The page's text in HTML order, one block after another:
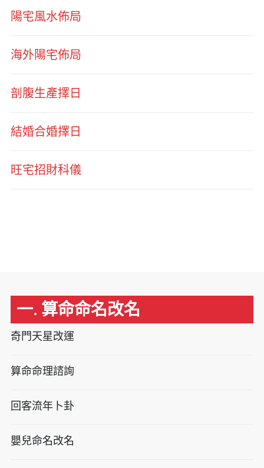
陽宅風水佈局
海外陽宅佈局
剖腹生產擇日
結婚合婚擇日
旺宅招財科儀
一. 算命命名改名
奇門天星改運
算命命理諮詢
回客流年卜卦
嬰兒命名改名